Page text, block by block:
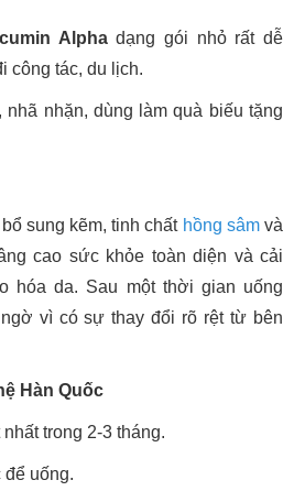
Alphadạng gói nhỏ rất dễ
công tác, du lịch.
nhã nhặn, dùng làm quà biếu tặng
sung kẽm, tinh chất hồng sâmvà
cao sức khỏe toàn diện và cải
hóa da. Sau một thời gian uống
vì có sự thay đổi rõ rệt từ bên
Hàn Quốc
trong 2-3 tháng.
uống.